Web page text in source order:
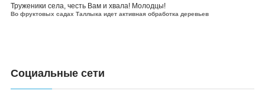
Труженики села, честь Вам и хвала! Молодцы!
Во фруктовых садах Таллыка идет активная обработка деревьев
Социальные сети